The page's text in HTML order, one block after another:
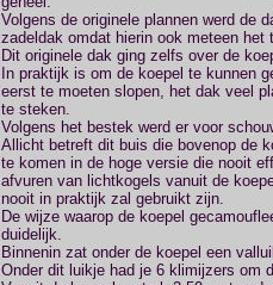
Volgens de originele plannen werd de
zadeldak omdat hierin ook meteen
Dit originele dak ging zelfs over de
In praktijk is om de koepel te kunnen
eerst te moeten slopen, het dak veel
te steken.
Volgens het bestek werd er voor
Allicht betreft dit buis die bovenop de
te komen in de hoge versie die nooit
afvuren van lichtkogels vanuit de
nooit in praktijk zal gebruikt zijn.
De wijze waarop de koepel
duidelijk.
Binnenin zat onder de koepel een
Onder dit luikje had je 6 klimijzers om